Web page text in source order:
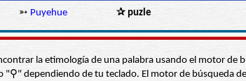
➳ Puyehue ✰ puzle
la etimología de una palabra usando el motor de
dependiendo de tu teclado. El motor de búsqueda